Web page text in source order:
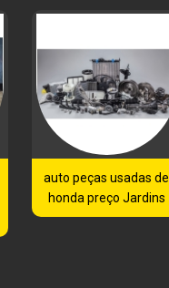
auto peças usadas de
honda preço Jardins